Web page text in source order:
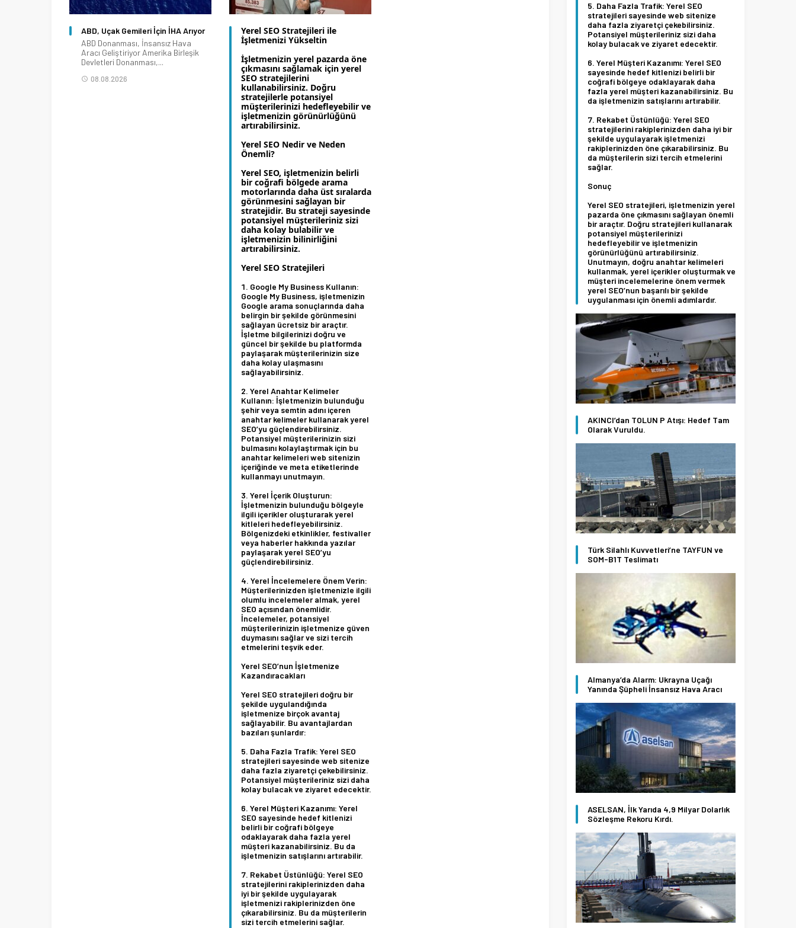
ABD, Uçak Gemileri İçin İHA Arıyor
ABD Donanması, İnsansız Hava
Aracı Geliştiriyor Amerika Birleşik
Devletleri Donanması,...
08.08.2026
Yerel SEO Stratejileri ile
İşletmenizi Yükseltin
İşletmenizin yerel pazarda öne
çıkmasını sağlamak için yerel
SEO stratejilerini
kullanabilirsiniz. Doğru
stratejilerle potansiyel
müşterilerinizi hedefleyebilir ve
işletmenizin görünürlüğünü
artırabilirsiniz.
Yerel SEO Nedir ve Neden
Önemli?
Yerel SEO, işletmenizin belirli
bir coğrafi bölgede arama
motorlarında daha üst sıralarda
görünmesini sağlayan bir
stratejidir. Bu strateji sayesinde
potansiyel müşterileriniz sizi
daha kolay bulabilir ve
işletmenizin bilinirliğini
artırabilirsiniz.
Yerel SEO Stratejileri
Google My Business Kullanın:
Google My Business, işletmenizin
Google arama sonuçlarında daha
belirgin bir şekilde görünmesini
sağlayan ücretsiz bir araçtır.
İşletme bilgilerinizi doğru ve
güncel bir şekilde bu platformda
paylaşarak müşterilerinizin size
daha kolay ulaşmasını
sağlayabilirsiniz.
Yerel Anahtar Kelimeler
Kullanın: İşletmenizin bulunduğu
şehir veya semtin adını içeren
anahtar kelimeler kullanarak yerel
SEO’yu güçlendirebilirsiniz.
Potansiyel müşterilerinizin sizi
bulmasını kolaylaştırmak için bu
anahtar kelimeleri web sitenizin
içeriğinde ve meta etiketlerinde
kullanmayı unutmayın.
Yerel İçerik Oluşturun:
İşletmenizin bulunduğu bölgeyle
ilgili içerikler oluşturarak yerel
kitleleri hedefleyebilirsiniz.
Bölgenizdeki etkinlikler, festivaller
veya haberler hakkında yazılar
paylaşarak yerel SEO’yu
güçlendirebilirsiniz.
Yerel İncelemelere Önem Verin:
Müşterilerinizden işletmenizle ilgili
olumlu incelemeler almak, yerel
SEO açısından önemlidir.
İncelemeler, potansiyel
müşterilerinizin işletmenize güven
duymasını sağlar ve sizi tercih
etmelerini teşvik eder.
Yerel SEO’nun İşletmenize
Kazandıracakları
Yerel SEO stratejileri doğru bir
şekilde uygulandığında
işletmenize birçok avantaj
sağlayabilir. Bu avantajlardan
bazıları şunlardır:
Daha Fazla Trafik: Yerel SEO
stratejileri sayesinde web sitenize
daha fazla ziyaretçi çekebilirsiniz.
Potansiyel müşterileriniz sizi daha
kolay bulacak ve ziyaret edecektir.
Yerel Müşteri Kazanımı: Yerel
SEO sayesinde hedef kitlenizi
belirli bir coğrafi bölgeye
odaklayarak daha fazla yerel
müşteri kazanabilirsiniz. Bu da
işletmenizin satışlarını artırabilir.
Rekabet Üstünlüğü: Yerel SEO
stratejilerini rakiplerinizden daha
iyi bir şekilde uygulayarak
işletmenizi rakiplerinizden öne
çıkarabilirsiniz. Bu da müşterilerin
sizi tercih etmelerini sağlar.
Daha Fazla Trafik: Yerel SEO
stratejileri sayesinde web sitenize
daha fazla ziyaretçi çekebilirsiniz.
Potansiyel müşterileriniz sizi daha
kolay bulacak ve ziyaret edecektir.
Yerel Müşteri Kazanımı: Yerel SEO
sayesinde hedef kitlenizi belirli bir
coğrafi bölgeye odaklayarak daha
fazla yerel müşteri kazanabilirsiniz. Bu
da işletmenizin satışlarını artırabilir.
Rekabet Üstünlüğü: Yerel SEO
stratejilerini rakiplerinizden daha iyi bir
şekilde uygulayarak işletmenizi
rakiplerinizden öne çıkarabilirsiniz. Bu
da müşterilerin sizi tercih etmelerini
sağlar.
Sonuç
Yerel SEO stratejileri, işletmenizin yerel
pazarda öne çıkmasını sağlayan önemli
bir araçtır. Doğru stratejileri kullanarak
potansiyel müşterilerinizi
hedefleyebilir ve işletmenizin
görünürlüğünü artırabilirsiniz.
Unutmayın, doğru anahtar kelimeleri
kullanmak, yerel içerikler oluşturmak ve
müşteri incelemelerine önem vermek
yerel SEO’nun başarılı bir şekilde
uygulanması için önemli adımlardır.
AKINCI’dan TOLUN P Atışı: Hedef Tam
Olarak Vuruldu.
Türk Silahlı Kuvvetleri’ne TAYFUN ve
SOM-B1T Teslimatı
Almanya’da Alarm: Ukrayna Uçağı
Yanında Şüpheli İnsansız Hava Aracı
ASELSAN, İlk Yarıda 4,9 Milyar Dolarlık
Sözleşme Rekoru Kırdı.